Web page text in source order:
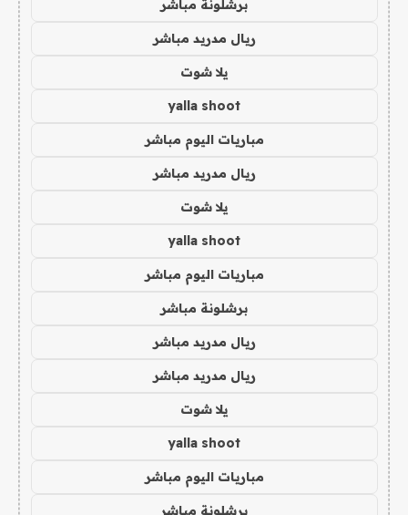
برشلونة مباشر
ريال مدريد مباشر
يلا شوت
yalla shoot
مباريات اليوم مباشر
ريال مدريد مباشر
يلا شوت
yalla shoot
مباريات اليوم مباشر
برشلونة مباشر
ريال مدريد مباشر
ريال مدريد مباشر
يلا شوت
yalla shoot
مباريات اليوم مباشر
برشلونة مباشر